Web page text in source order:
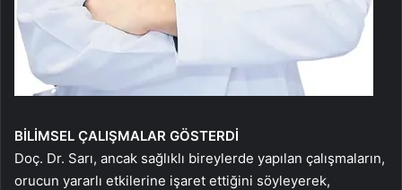
BİLİMSEL ÇALIŞMALAR GÖSTERDİ
Doç. Dr. Sarı, ancak sağlıklı bireylerde yapılan çalışmaların,
orucun yararlı etkilerine işaret ettiğini söyleyerek,